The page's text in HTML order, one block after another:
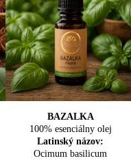
BAZALKA
100% esenciálny olej
Latinský názov:
Ocimum basilicum
BREZA
100% esenciálny olej
Latinský názov:
Betula lenta